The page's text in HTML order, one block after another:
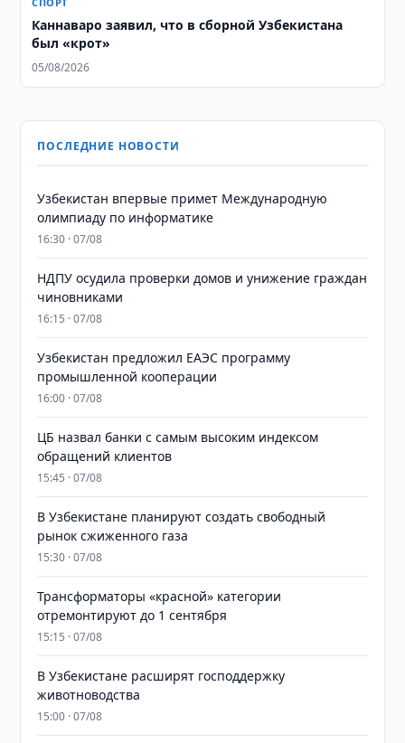
Каннаваро заявил, что в сборной Узбекистана
был «крот»
05/08/2026
ПОСЛЕДНИЕ НОВОСТИ
Узбекистан впервые примет Международную
олимпиаду по информатике
16:30 · 07/08
НДПУ осудила проверки домов и унижение граждан
чиновниками
16:15 · 07/08
Узбекистан предложил ЕАЭС программу
промышленной кооперации
16:00 · 07/08
ЦБ назвал банки с самым высоким индексом
обращений клиентов
15:45 · 07/08
В Узбекистане планируют создать свободный
рынок сжиженного газа
15:30 · 07/08
Трансформаторы «красной» категории
отремонтируют до 1 сентября
15:15 · 07/08
В Узбекистане расширят господдержку
животноводства
15:00 · 07/08